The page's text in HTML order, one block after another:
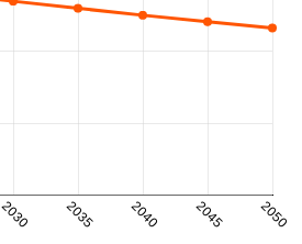
2030 2035 2040 2045 2050